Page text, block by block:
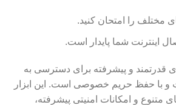
مختلف را امتحان کنید.
اینترنت شما پایدار است.
قدرتمند و پیشرفته برای دسترسی به
و با حفظ حریم خصوصی است. این ابزار
متنوع و امکانات امنیتی پیشرفته،